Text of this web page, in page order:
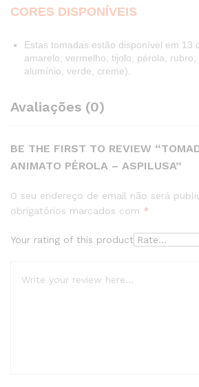
CORES DISPONÍVEIS
Estas tomadas estão disponível em 13
amarelo, vermelho, tijolo, pérola,
alumínio, verde, creme).
Avaliações (0)
BE THE FIRST TO REVIEW
ANIMATO PÉROLA – ASPILUSA”
O seu endereço de email não será
obrigatórios marcados com *
Your rating of this product